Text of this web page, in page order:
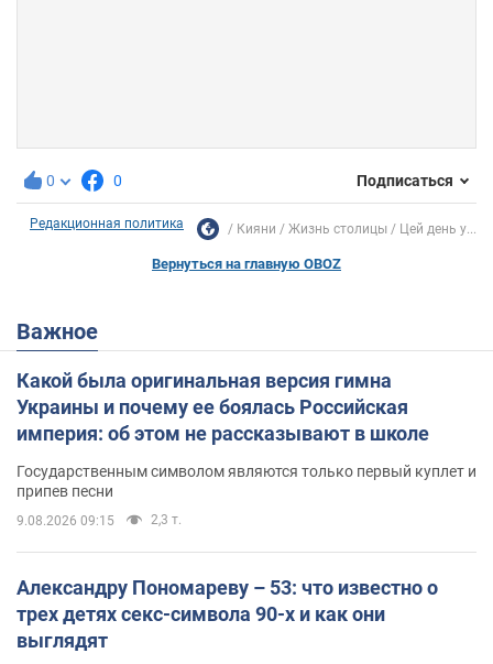
0 0 Подписаться
Редакционная политика Кияни Жизнь столицы Цей день у...
Вернуться на главную OBOZ
Важное
Какой была оригинальная версия гимна
Украины и почему ее боялась Российская
империя: об этом не рассказывают в школе
Государственным символом являются только первый куплет и
припев песни
9.08.2026 09:15 2,3 т.
Александру Пономареву – 53: что известно о
трех детях секс-символа 90-х и как они
выглядят